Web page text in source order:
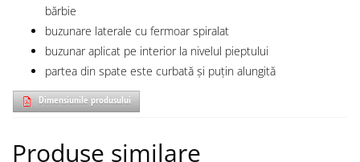
bărbie
buzunare laterale cu fermoar spiralat
buzunar aplicat pe interior la nivelul pieptului
partea din spate este curbată și puțin alungită
Dimensiunile produsului
Produse similare